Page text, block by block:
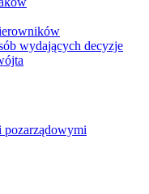
wydających decyzje
pozarządowymi